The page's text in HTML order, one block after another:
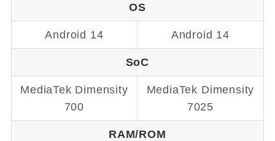
OS
Android 14 Android 14
SoC
MediaTek Dimensity
700
MediaTek Dimensity
7025
RAM/ROM